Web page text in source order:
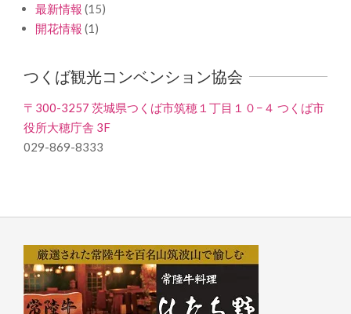
最新情報 (15)
開花情報 (1)
つくば観光コンベンション協会
〒300-3257 茨城県つくば市筑穂１丁目１０−４ つくば市
役所大穂庁舎 3F
029-869-8333